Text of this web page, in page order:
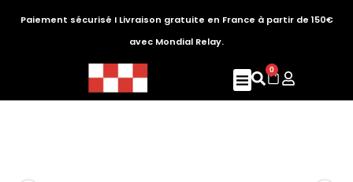
Paiement sécurisé I Livraison gratuite en France à partir de 150€
avec Mondial Relay.
0